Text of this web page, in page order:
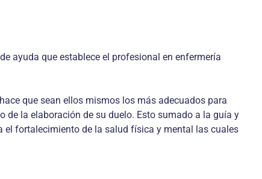
ayuda que establece el profesional en enfermería
que sean ellos mismos los más adecuados para
la elaboración de su duelo. Esto sumado a la guía y
fortalecimiento de la salud física y mental las cuales